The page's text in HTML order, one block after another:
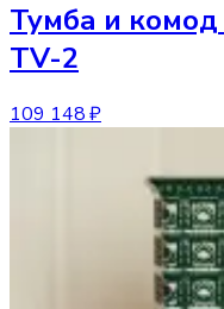
Тумба и комод
TV-2
109 148 ₽